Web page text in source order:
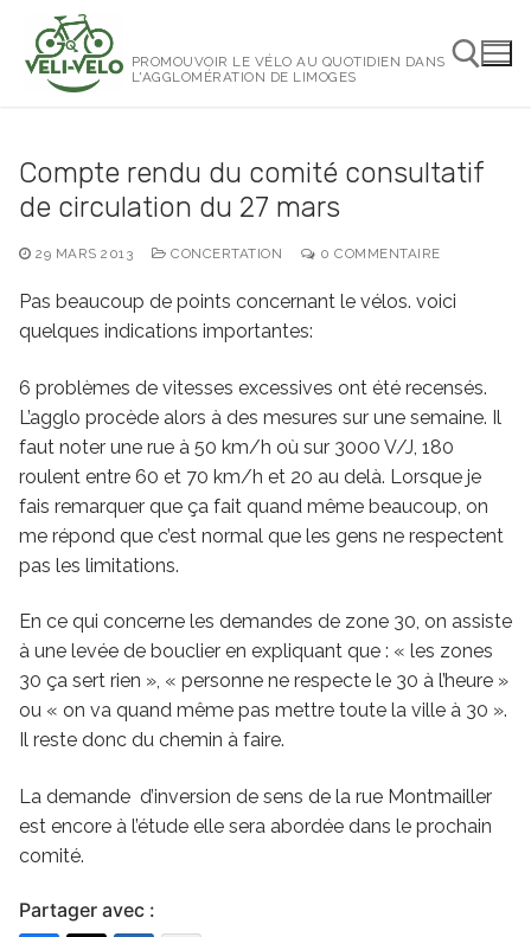
contenu
PROMOUVOIR LE VÉLO AU QUOTIDIEN DANS
L'AGGLOMÉRATION DE LIMOGES
Compte rendu du comité consultatif
de circulation du 27 mars
29 MARS 2013 CONCERTATION 0 COMMENTAIRE
Pas beaucoup de points concernant le vélos. voici
quelques indications importantes:
6 problèmes de vitesses excessives ont été recensés.
L’agglo procède alors à des mesures sur une semaine. Il
faut noter une rue à 50 km/h où sur 3000 V/J, 180
roulent entre 60 et 70 km/h et 20 au delà. Lorsque je
fais remarquer que ça fait quand même beaucoup, on
me répond que c’est normal que les gens ne respectent
pas les limitations.
En ce qui concerne les demandes de zone 30, on assiste
à une levée de bouclier en expliquant que : « les zones
30 ça sert rien », « personne ne respecte le 30 à l’heure »
ou « on va quand même pas mettre toute la ville à 30 ».
Il reste donc du chemin à faire.
La demande d’inversion de sens de la rue Montmailler
est encore à l’étude elle sera abordée dans le prochain
comité.
Partager avec :